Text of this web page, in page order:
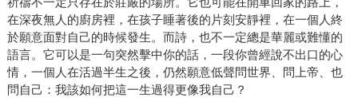
在深夜無人的廚房裡，在孩子睡著後的片刻安靜裡，在一個人終
於願意面對自己的時候發生。而詩，也不一定總是華麗或難懂的
語言。它可以是一句突然擊中你的話，一段你曾經說不出口的心
情，一個人在活過半生之後，仍然願意低聲問世界、問上帝、也
問自己：我該如何把這一生過得更像我自己？